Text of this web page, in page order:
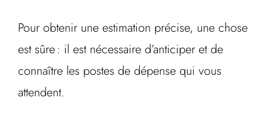
Pour obtenir une estimation précise, une chose
est sûre : il est nécessaire d’anticiper et de
connaître les postes de dépense qui vous
attendent.